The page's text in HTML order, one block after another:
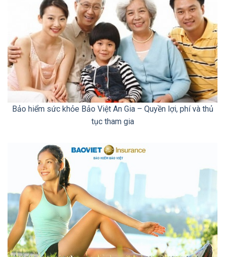
Bảo hiểm sức khỏe Bảo Việt An Gia – Quyền lợi, phí và thủ
tục tham gia